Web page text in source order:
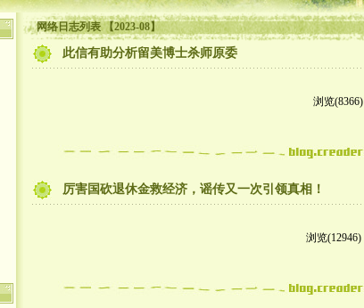
网络日志列表 【2023-08】
此信有助分析留美博士杀师原委
浏览(8366)
厉害国砍退休金救经济，谣传又一次引领真相！
浏览(12946)